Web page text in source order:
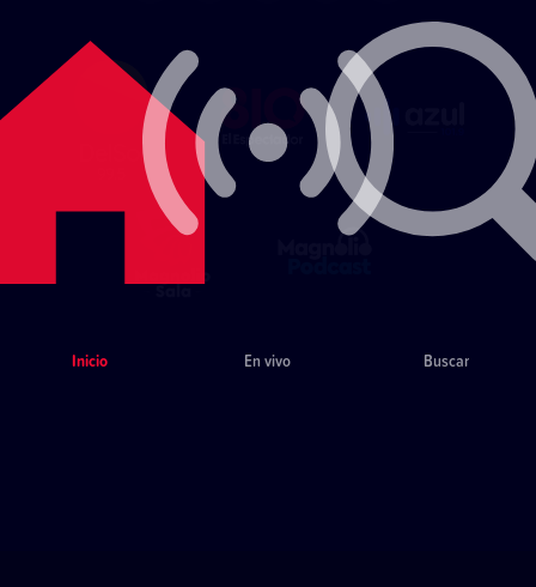
Inicio En vivo Buscar